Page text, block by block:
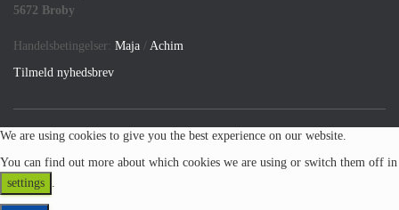
5672 Broby
Handelsbetingelser: Maja / Achim
Tilmeld nyhedsbrev
We are using cookies to give you the best experience on our website.
You can find out more about which cookies we are using or switch them off in
settings .